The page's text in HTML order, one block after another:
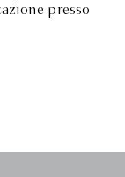
presso